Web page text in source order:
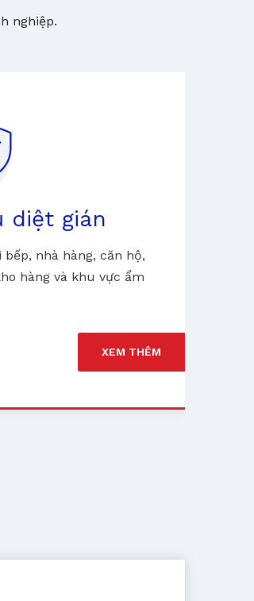
nghiệp.
diệt gián
bếp, nhà hàng, căn hộ,
hàng và khu vực ẩm
XEM THÊM